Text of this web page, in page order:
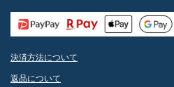
決済方法について
返品について